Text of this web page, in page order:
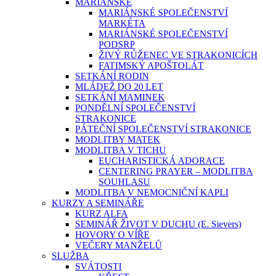
MARIÁNSKÉ
MARIÁNSKÉ SPOLEČENSTVÍ
MARKÉTA
MARIÁNSKÉ SPOLEČENSTVÍ
PODSRP
ŽIVÝ RŮŽENEC VE STRAKONICÍCH
FATIMSKÝ APOŠTOLÁT
SETKÁNÍ RODIN
MLÁDEŽ DO 20 LET
SETKÁNÍ MAMINEK
PONDĚLNÍ SPOLEČENSTVÍ
STRAKONICE
PÁTEČNÍ SPOLEČENSTVÍ STRAKONICE
MODLITBY MATEK
MODLITBA V TICHU
EUCHARISTICKÁ ADORACE
CENTERING PRAYER – MODLITBA
SOUHLASU
MODLITBA V NEMOCNIČNÍ KAPLI
KURZY A SEMINÁŘE
KURZ ALFA
SEMINÁŘ ŽIVOT V DUCHU (E. Sievers)
HOVORY O VÍŘE
VEČERY MANŽELŮ
SLUŽBA
SVÁTOSTI